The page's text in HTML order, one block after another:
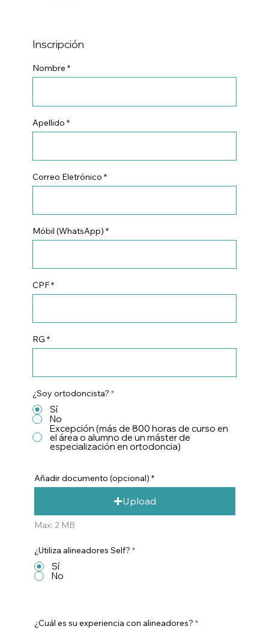
Inscripción
Nombre
Apellido
Correo Eletrónico
Móbil (WhatsApp)
CPF
RG
Añadir documento (opcional)
Upload
Max: 2 MB
¿Soy ortodoncista? *
Sí
No
Excepción (más de 800 horas de curso en
el área o alumno de un máster de
especialización en ortodoncia)
¿Utiliza alineadores Self? *
Sí
No
¿Cuál es su experiencia con alineadores? *